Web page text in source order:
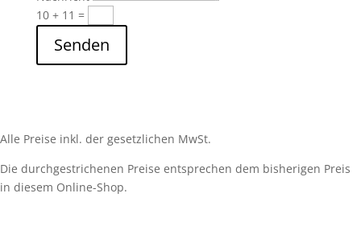
10 + 11 =
Senden
Alle Preise inkl. der gesetzlichen MwSt.
Die durchgestrichenen Preise entsprechen dem bisherigen Preis
in diesem Online-Shop.